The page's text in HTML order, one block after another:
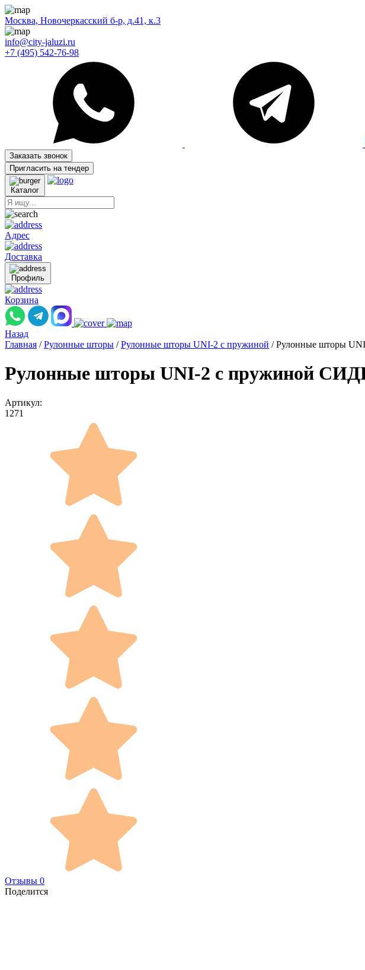
Москва, Новочеркасский б-р, д.41, к.3
info@city-jaluzi.ru
+7 (495) 542-76-98
Заказать звонок
Пригласить на тендер
Каталог
Адрес
Доставка
Профиль
Корзина
Назад
Главная / Рулонные шторы / Рулонные шторы UNI-2 с пружиной / Рулонные шторы
Рулонные шторы UNI-2 с пружиной
Артикул:
1271
Отзывы 0
Поделится